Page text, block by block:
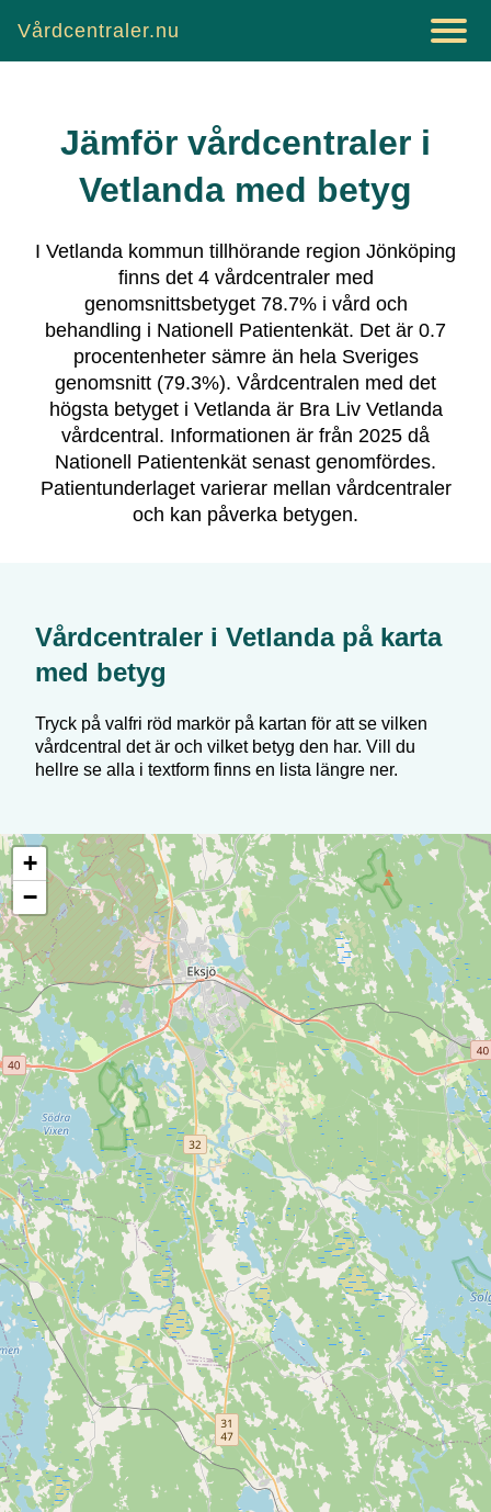
Vårdcentraler.nu
Jämför vårdcentraler i
Vetlanda med betyg
I Vetlanda kommun tillhörande region Jönköping
finns det 4vårdcentraler med
genomsnittsbetyget 78.7% i vård och
behandling i Nationell Patientenkät. Det är 0.7
procentenheter sämre än hela Sveriges
genomsnitt (79.3%). Vårdcentralen med det
högsta betyget i Vetlanda är Bra Liv Vetlanda
vårdcentral. Informationen är från 2025 då
Nationell Patientenkät senast genomfördes.
Patientunderlaget varierar mellan vårdcentraler
och kan påverka betygen.
Vårdcentraler i Vetlandapå karta
med betyg
Tryck på valfri röd markör på kartan för att se vilken
vårdcentral det är och vilket betyg den har. Vill du
hellre se alla i textform finns en lista längre ner.
+
−